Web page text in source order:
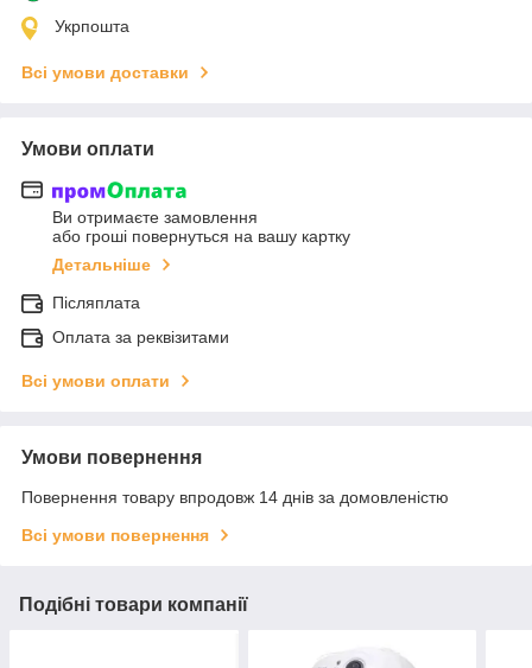
Укрпошта
Всі умови доставки
Умови оплати
Ви отримаєте замовлення
або гроші повернуться на вашу картку
Детальніше
Післяплата
Оплата за реквізитами
Всі умови оплати
Умови повернення
Повернення товару впродовж 14 днів за домовленістю
Всі умови повернення
Подібні товари компанії